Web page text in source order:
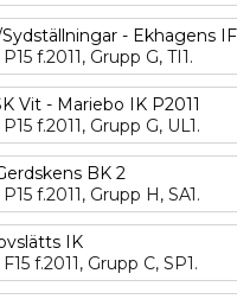
- Ekhagens IF
P15 f.2011, Grupp G, TI1.
Vit - Mariebo IK P2011
P15 f.2011, Grupp G, UL1.
BK 2
P15 f.2011, Grupp H, SA1.
IK
F15 f.2011, Grupp C, SP1.